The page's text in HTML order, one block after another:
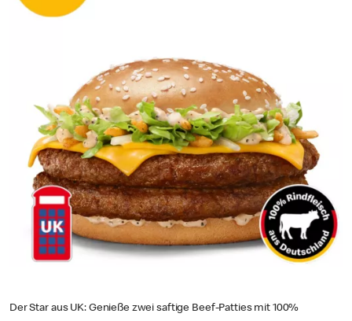
Der Star aus UK: Genieße zwei saftige Beef-Patties mit 100%